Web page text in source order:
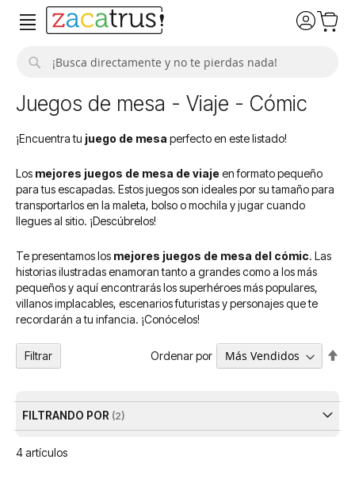
Juegos de mesa - Viaje - Cómic
¡Encuentra tu juego de mesa perfecto en este listado!
Los mejores juegos de mesa de viaje en formato pequeño
para tus escapadas. Estos juegos son ideales por su tamaño para
transportarlos en la maleta, bolso o mochila y jugar cuando
llegues al sitio. ¡Descúbrelos!
Te presentamos los mejores juegos de mesa del cómic. Las
historias ilustradas enamoran tanto a grandes como a los más
pequeños y aquí encontrarás los superhéroes más populares,
villanos implacables, escenarios futuristas y personajes que te
recordarán a tu infancia. ¡Conócelos!
4artículos
Ordenar por
Filtrar
FILTRANDO POR